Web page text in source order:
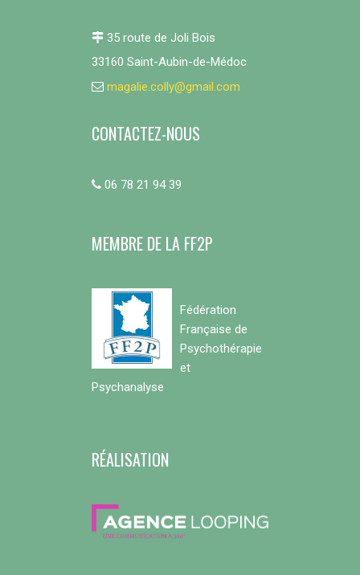
35 route de Joli Bois
33160 Saint-Aubin-de-Médoc
magalie.colly@gmail.com
CONTACTEZ-NOUS
06 78 21 94 39
MEMBRE DE LA FF2P
Fédération
Française de
Psychothérapie
et
Psychanalyse
RÉALISATION